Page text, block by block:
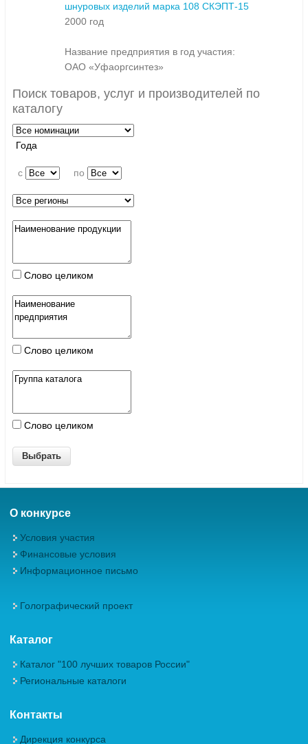
шнуровых изделий марка 108 СКЭПТ-15
2000 год
Название предприятия в год участия:
ОАО «Уфаоргсинтез»
Поиск товаров, услуг и производителей по
каталогу
Года
c по
Слово целиком
Слово целиком
Слово целиком
О конкурсе
Условия участия
Финансовые условия
Информационное письмо
Голографический проект
Каталог
Каталог "100 лучших товаров России"
Региональные каталоги
Контакты
Дирекция конкурса